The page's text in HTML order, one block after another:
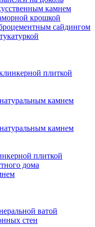
камнем
крошкой
сайдингом
плиткой
камнем
камнем
плиткой
дома
ватой
стен